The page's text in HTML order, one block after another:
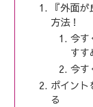
『外面
方法！
今す
すす
今す
ポイント
る